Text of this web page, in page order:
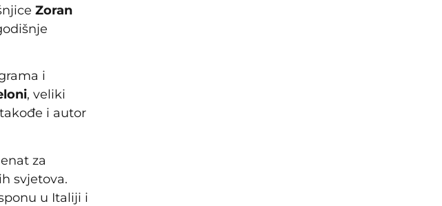
Zoran
i
, veliki
i autor
za
svjetova.
u Italiji i